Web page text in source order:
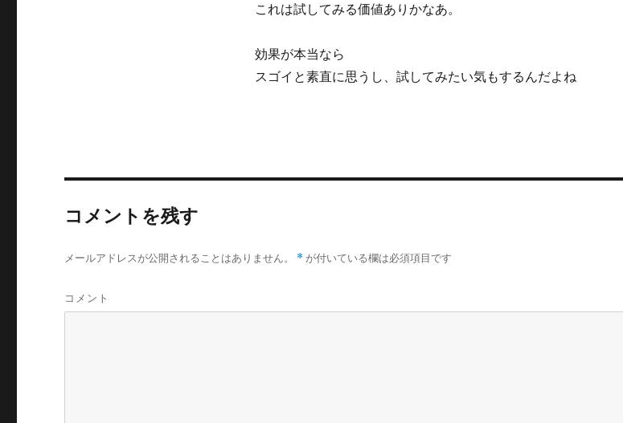
これは試してみる価値ありかなあ。
効果が本当なら
スゴイと素直に思うし、試してみたい気もするんだよね
コメントを残す
メールアドレスが公開されることはありません。 * が付いている欄は必須項目です
コメント